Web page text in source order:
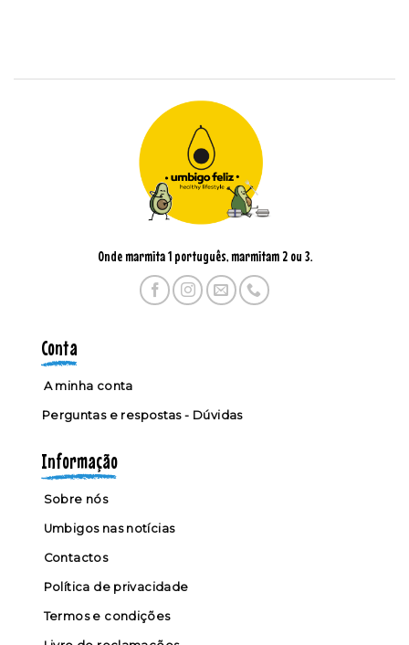
Onde marmita 1 português, marmitam 2 ou 3.
Conta
A minha conta
Perguntas e respostas - Dúvidas
Informação
Sobre nós
Umbigos nas notícias
Contactos
Política de privacidade
Termos e condições